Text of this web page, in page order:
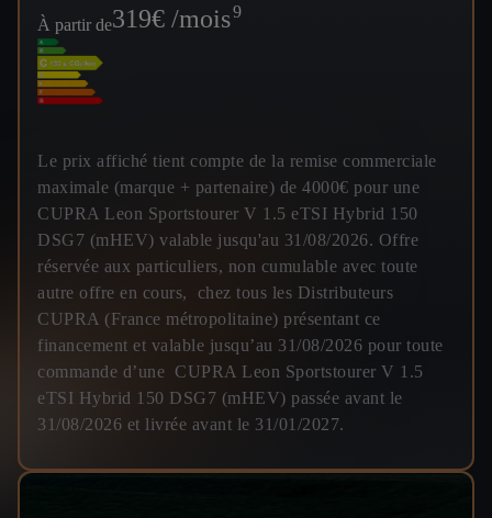
À partir de319€ /mois9
Le prix affiché tient compte de la remise commerciale
maximale (marque + partenaire) de 4000€ pour une
CUPRA Leon Sportstourer V 1.5 eTSI Hybrid 150
DSG7 (mHEV) valable jusqu'au 31/08/2026. Offre
réservée aux particuliers, non cumulable avec toute
autre offre en cours, chez tous les Distributeurs
CUPRA (France métropolitaine) présentant ce
financement et valable jusqu’au 31/08/2026 pour toute
commande d’une CUPRA Leon Sportstourer V 1.5
eTSI Hybrid 150 DSG7 (mHEV) passée avant le
31/08/2026 et livrée avant le 31/01/2027.